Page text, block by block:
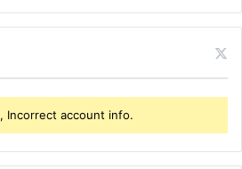
Incorrect account info.